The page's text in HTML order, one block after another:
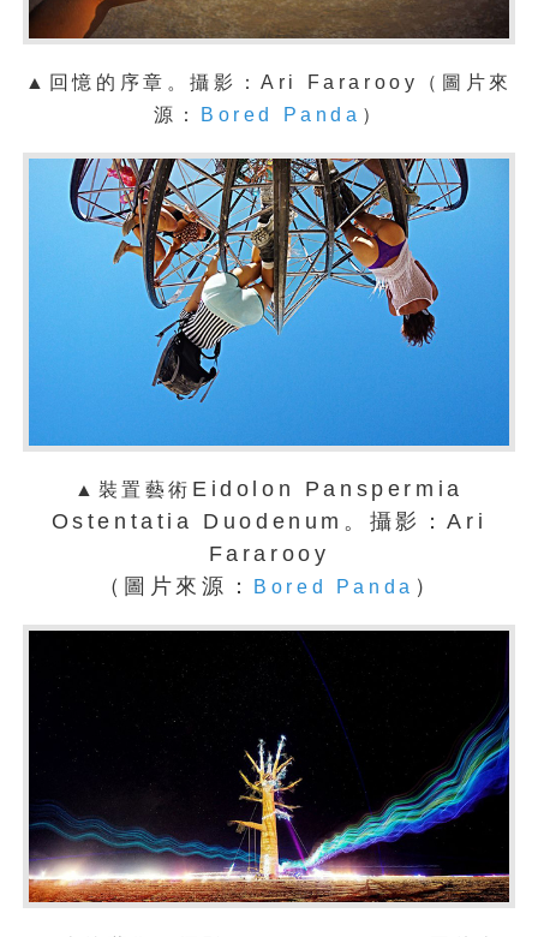
▲回憶的序章。攝影：Ari Fararooy（圖片來
源：
Bored Panda ）
▲裝置藝術 Eidolon Panspermia
Ostentatia Duodenum。攝影：Ari
Fararooy
（圖片來源：
Bored Panda ）